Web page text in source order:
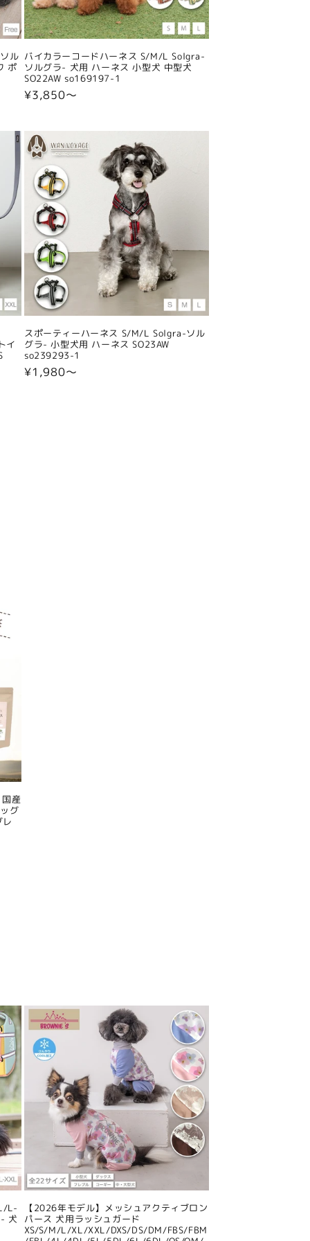
ル
ポ
バイカラーコードハーネス S/M/L Solgra-
ソルグラ- 犬用 ハーネス 小型犬 中型犬
SO22AW so169197-1
通
格
¥3,850〜
イ
スポーティーハーネス S/M/L Solgra-ソル
グラ- 小型犬用 ハーネス SO23AW
so239293-1
通
¥1,980〜
産
グ
L-
犬
【2026年モデル】メッシュアクティブロン
パース 犬用ラッシュガード
XS/S/M/L/XL/XXL/DXS/DS/DM/FBS/FBM